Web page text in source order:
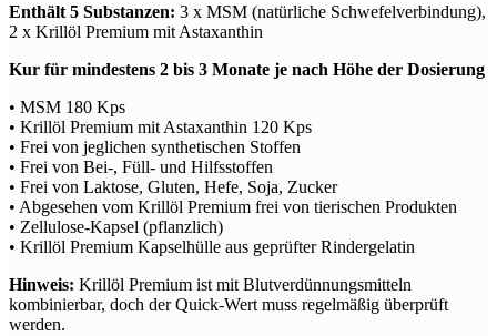
Enthält 5 Substanzen: 3 x MSM (natürliche Schwefelverbindung),
2 x Krillöl Premium mit Astaxanthin
Kur für mindestens 2 bis 3 Monate je nach Höhe der Dosierung
• MSM 180 Kps
• Krillöl Premium mit Astaxanthin 120 Kps
• Frei von jeglichen synthetischen Stoffen
• Frei von Bei-, Füll- und Hilfsstoffen
• Frei von Laktose, Gluten, Hefe, Soja, Zucker
• Abgesehen vom Krillöl Premium frei von tierischen Produkten
• Zellulose-Kapsel (pflanzlich)
• Krillöl Premium Kapselhülle aus geprüfter Rindergelatin
Hinweis: Krillöl Premium ist mit Blutverdünnungsmitteln
kombinierbar, doch der Quick-Wert muss regelmäßig überprüft
werden.